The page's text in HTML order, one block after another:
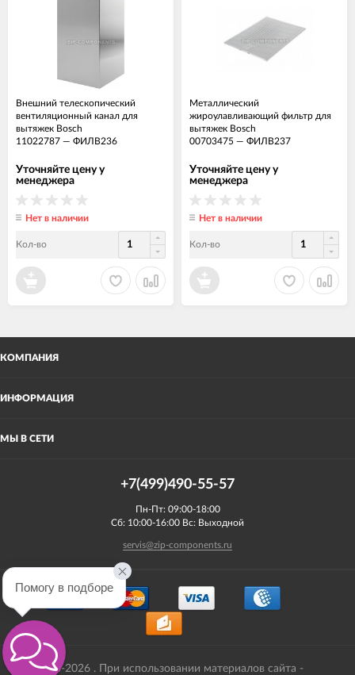
Внешний телескопический
вентиляционный канал для
вытяжек Bosch
11022787 — ФИЛВ236
Уточняйте цену у
менеджера
Нет в наличии
Кол-во
Металлический
жироулавливающий фильтр для
вытяжек Bosch
00703475 — ФИЛВ237
Уточняйте цену у
менеджера
Нет в наличии
Кол-во
КОМПАНИЯ
ИНФОРМАЦИЯ
МЫ В СЕТИ
+7(499)490-55-57
Пн-Пт: 09:00-18:00
Сб: 10:00-16:00 Вс: Выходной
servis@zip-components.ru
2008-2026 . При использовании материалов сайта -
Помогу в подборе